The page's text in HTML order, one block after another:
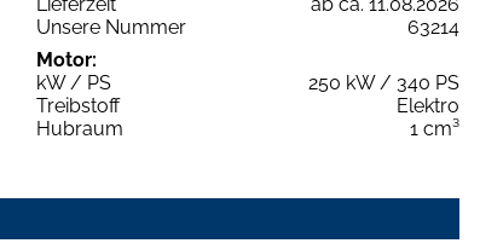
Unsere Nummer
63214
Motor:
kW / PS
250 kW / 340 PS
Treibstoff
Elektro
Hubraum
1 cm³